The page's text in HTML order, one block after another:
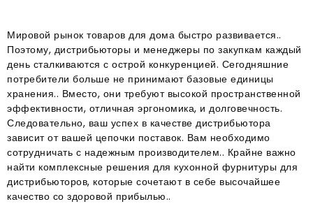
Мировой рынок товаров для дома быстро развивается..
Поэтому, дистрибьюторы и менеджеры по закупкам каждый
день сталкиваются с острой конкуренцией. Сегодняшние
потребители больше не принимают базовые единицы
хранения.. Вместо, они требуют высокой пространственной
эффективности, отличная эргономика, и долговечность.
Следовательно, ваш успех в качестве дистрибьютора
зависит от вашей цепочки поставок. Вам необходимо
сотрудничать с надежным производителем.. Крайне важно
найти комплексные решения для кухонной фурнитуры для
дистрибьюторов, которые сочетают в себе высочайшее
качество со здоровой прибылью..